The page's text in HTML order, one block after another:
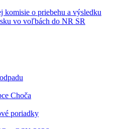
komisie o priebehu a výsledku
vo voľbách do NR SR
Choča
poriadky